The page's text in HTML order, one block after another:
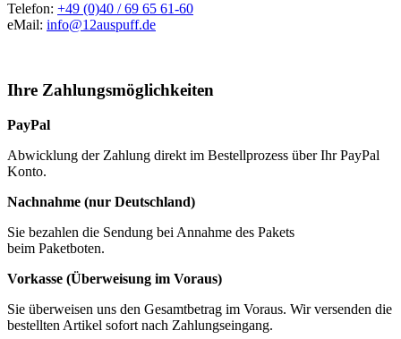
Telefon: +49 (0)40 / 69 65 61-60
eMail: info@12auspuff.de
Ihre Zahlungsmöglichkeiten
PayPal
Abwicklung der Zahlung direkt im Bestellprozess über Ihr PayPal
Konto.
Nachnahme (nur Deutschland)
Sie bezahlen die Sendung bei Annahme des Pakets
beim Paketboten.
Vorkasse (Überweisung im Voraus)
Sie überweisen uns den Gesamtbetrag im Voraus. Wir versenden die
bestellten Artikel sofort nach Zahlungseingang.